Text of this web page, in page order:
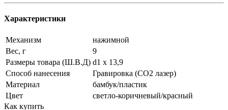
Характеристики
Механизм
нажимной
Вес, г
9
Размеры товара (Ш.В.Д) d1 х 13,9
Способ нанесения
Гравировка (CO2 лазер)
Материал
бамбук/пластик
Цвет
светло-коричневый/красный
Как купить